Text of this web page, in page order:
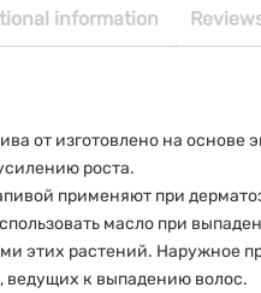
information
от изготовлено на основе
роста.
применяют при
масло при
этих растений. Наружное
ведущих к выпадению волос.